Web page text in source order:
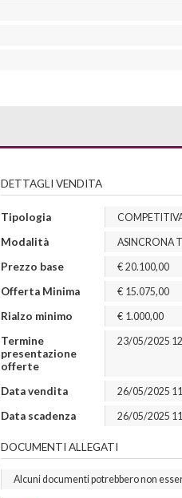
DETTAGLI VENDITA
Tipologia
Modalità ASINCRONA
Prezzo base € 20.100,00
Offerta Minima € 15.075,00
Rialzo minimo € 1.000,00
Termine
presentazione
offerte
23/05/2025
Data vendita 26/05/2025
Data scadenza 26/05/2025
DOCUMENTI ALLEGATI
Alcuni documenti potrebbero non